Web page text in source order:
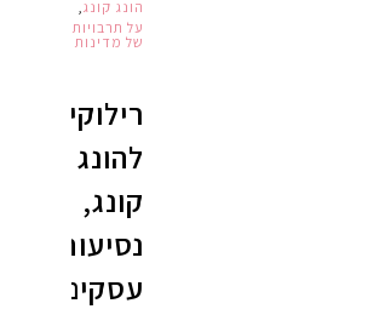
הונג קונג
על תרבויות
של מדינות
רילוקיישן
להונג
קונג,
נסיעות
עסקים